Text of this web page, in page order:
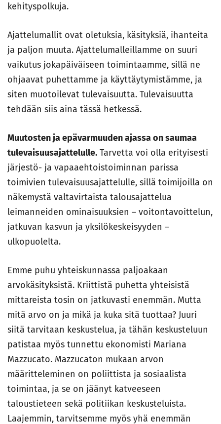
kehityspolkuja.
Ajattelumallit ovat oletuksia, käsityksiä, ihanteita
ja paljon muuta. Ajattelumalleillamme on suuri
vaikutus jokapäiväiseen toimintaamme, sillä ne
ohjaavat puhettamme ja käyttäytymistämme, ja
siten muotoilevat tulevaisuutta. Tulevaisuutta
tehdään siis aina tässä hetkessä.
Muutosten ja epävarmuuden ajassa on saumaa
tulevaisuusajattelulle. Tarvetta voi olla erityisesti
järjestö- ja vapaaehtoistoiminnan parissa
toimivien tulevaisuusajattelulle, sillä toimijoilla on
näkemystä valtavirtaista talousajattelua
leimanneiden ominaisuuksien – voitontavoittelun,
jatkuvan kasvun ja yksilökeskeisyyden –
ulkopuolelta.
Emme puhu yhteiskunnassa paljoakaan
arvokäsityksistä. Kriittistä puhetta yhteisistä
mittareista tosin on jatkuvasti enemmän. Mutta
mitä arvo on ja mikä ja kuka sitä tuottaa? Juuri
siitä tarvitaan keskustelua, ja tähän keskusteluun
patistaa myös tunnettu ekonomisti Mariana
Mazzucato. Mazzucaton mukaan arvon
määritteleminen on poliittista ja sosiaalista
toimintaa, ja se on jäänyt katveeseen
taloustieteen sekä politiikan keskusteluista.
Laajemmin, tarvitsemme myös yhä enemmän